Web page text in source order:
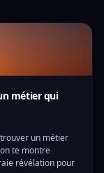
métier qui
un métier
te montre
révélation pour